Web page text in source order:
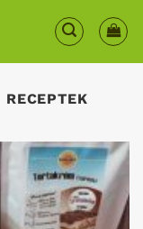
RECEPTEK